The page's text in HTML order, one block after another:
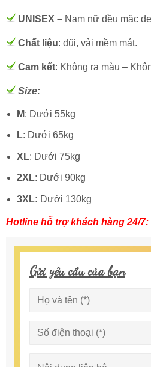
UNISEX – Nam nữ đều mặc
Chất liệu: đũi, vải mềm mát.
Cam kết: Không ra màu –
Size:
M: Dưới 55kg
L: Dưới 65kg
XL: Dưới 75kg
2XL: Dưới 90kg
3XL: Dưới 130kg
Hotline hỗ trợ khách hàng 24/7:
Gửi yêu cầu của bạn